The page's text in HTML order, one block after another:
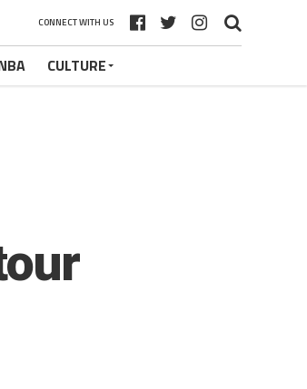
CONNECT WITH US
CULTURE